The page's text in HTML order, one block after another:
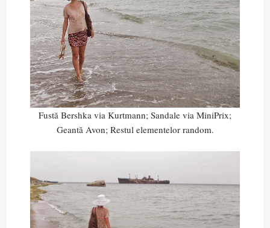
Fustă Bershka via Kurtmann; Sandale via MiniPrix;
Geantă Avon; Restul elementelor random.